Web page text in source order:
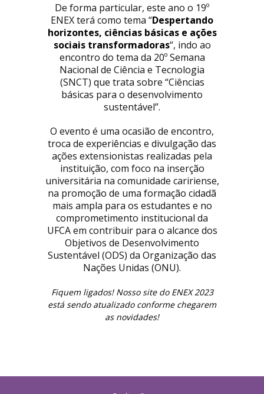
De forma particular, este ano o 19º
ENEX terá como tema “Despertando
horizontes, ciências básicas e ações
sociais transformadoras“, indo ao
encontro do tema da 20º Semana
Nacional de Ciência e Tecnologia
(SNCT) que trata sobre “Ciências
básicas para o desenvolvimento
sustentável”.
O evento é uma ocasião de encontro,
troca de experiências e divulgação das
ações extensionistas realizadas pela
instituição, com foco na inserção
universitária na comunidade caririense,
na promoção de uma formação cidadã
mais ampla para os estudantes e no
comprometimento institucional da
UFCA em contribuir para o alcance dos
Objetivos de Desenvolvimento
Sustentável (ODS) da Organização das
Nações Unidas (ONU).
Fiquem ligados! Nosso site do ENEX 2023
está sendo atualizado conforme chegarem
as novidades!